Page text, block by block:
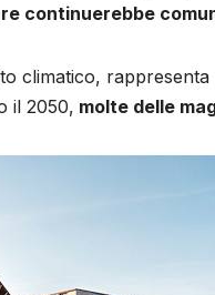
continuerebbe
climatico,
il 2050, molte delle